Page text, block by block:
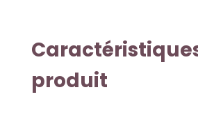
produit